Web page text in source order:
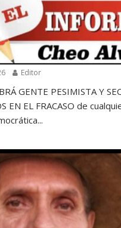
Editor
GENTE PESIMISTA Y
EN EL FRACASO de